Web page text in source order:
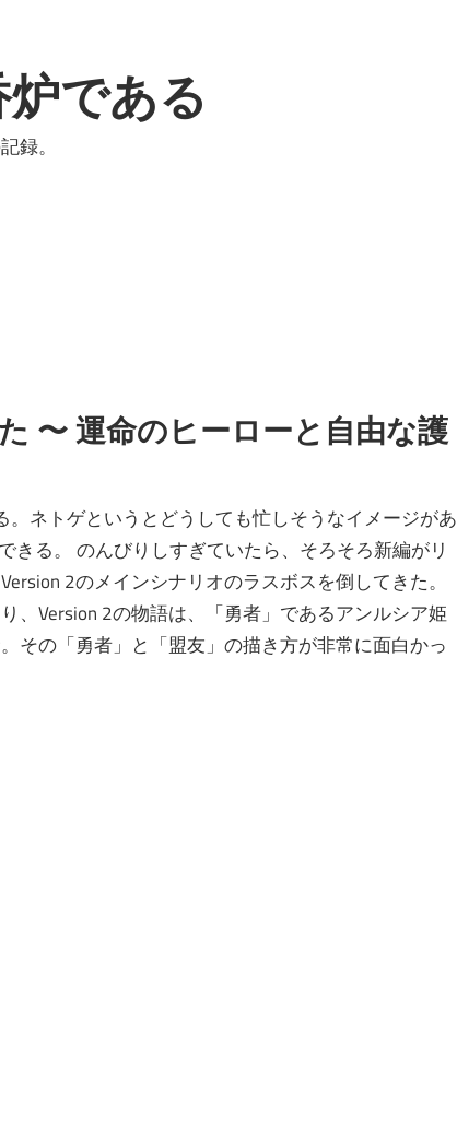
である
録。
〜 運命のヒーローと自由な護
ネトゲというとどうしても忙しそうなイメージがあ
きる。 のんびりしすぎていたら、そろそろ新編がリ
2のメインシナリオのラスボスを倒してきた。
、Version 2の物語は、「勇者」であるアンルシア姫
その「勇者」と「盟友」の描き方が非常に面白かっ